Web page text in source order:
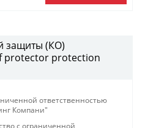
защиты (КО)
protector protection
ответственностью
Компани"
с ограниченной